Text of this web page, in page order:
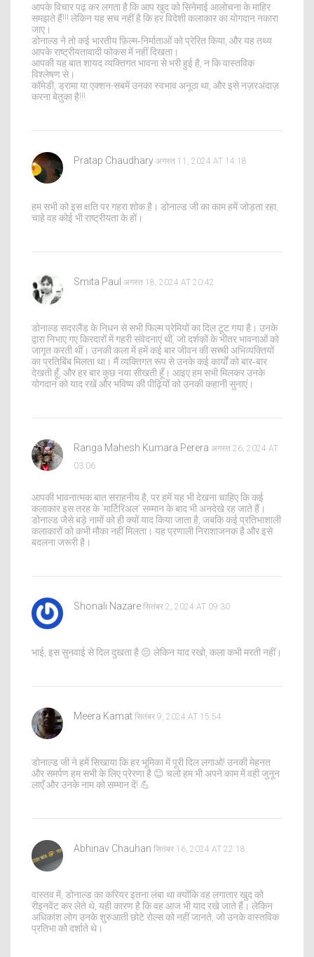
आपके विचार पढ़ कर लगता है कि आप खुद को सिनेमाई आलोचना के माहिर
समझते हैं!!! लेकिन यह सच नहीं है कि हर विदेशी कलाकार का योगदान नकारा
जाए।
डोनाल्ड ने तो कई भारतीय फ़िल्म‑निर्माताओं को प्रेरित किया, और यह तथ्य
आपके राष्ट्रीयतावादी फोकस में नहीं दिखता।
आपकी यह बात शायद व्यक्तिगत भावना से भरी हुई है, न कि वास्तविक
विश्लेषण से।
कॉमेडी, ड्रामा या एक्शन-सबमें उनका स्वभाव अनूठा था, और इसे नज़रअंदाज़
करना बेतुका है!!!
Pratap Chaudhary अगस्त 11, 2024 AT 14:18
हम सभी को इस क्षति पर गहरा शोक है। डोनाल्ड जी का काम हमें जोड़ता रहा,
चाहे वह कोई भी राष्ट्रीयता के हों।
Smita Paul अगस्त 18, 2024 AT 20:42
डोनाल्ड सदरलैंड के निधन से सभी फिल्म प्रेमियों का दिल टूट गया है। उनके
द्वारा निभाए गए किरदारों में गहरी संवेदनाएं थीं, जो दर्शकों के भीतर भावनाओं को
जागृत करती थीं। उनकी कला में हमें कई बार जीवन की सच्ची अभिव्यक्तियों
का प्रतिबिंब मिलता था। मैं व्यक्तिगत रूप से उनके कई कार्यों को बार‑बार
देखती हूँ, और हर बार कुछ नया सीखती हूँ। आइए हम सभी मिलकर उनके
योगदान को याद रखें और भविष्य की पीढ़ियों को उनकी कहानी सुनाएं।
Ranga Mahesh Kumara Perera अगस्त 26, 2024 AT
03:06
आपकी भावनात्मक बात सराहनीय है, पर हमें यह भी देखना चाहिए कि कई
कलाकार इस तरह के 'मार्टिरिअल' सम्मान के बाद भी अनदेखे रह जाते हैं।
डोनाल्ड जैसे बड़े नामों को ही क्यों याद किया जाता है, जबकि कई प्रतिभाशाली
कलाकारों को कभी मौका नहीं मिलता। यह प्रणाली निराशाजनक है और इसे
बदलना जरूरी है।
Shonali Nazare सितंबर 2, 2024 AT 09:30
भाई, इस सुनवाई से दिल दुखता है 😔 लेकिन याद रखो, कला कभी मरती नहीं।
Meera Kamat सितंबर 9, 2024 AT 15:54
डोनाल्ड जी ने हमें सिखाया कि हर भूमिका में पूरी दिल लगाओ! उनकी मेहनत
और समर्पण हम सभी के लिए प्रेरणा है 😊 चलो हम भी अपने काम में वही जुनून
लाएँ और उनके नाम को सम्मान दें! 💪
Abhinav Chauhan सितंबर 16, 2024 AT 22:18
वास्तव में, डोनाल्ड का करियर इतना लंबा था क्योंकि वह लगातार खुद को
रीइनवेंट कर लेते थे, यही कारण है कि वह आज भी याद रखे जाते हैं। लेकिन
अधिकांश लोग उनके शुरुआती छोटे रोल्स को नहीं जानते, जो उनके वास्तविक
प्रतिभा को दर्शाते थे।